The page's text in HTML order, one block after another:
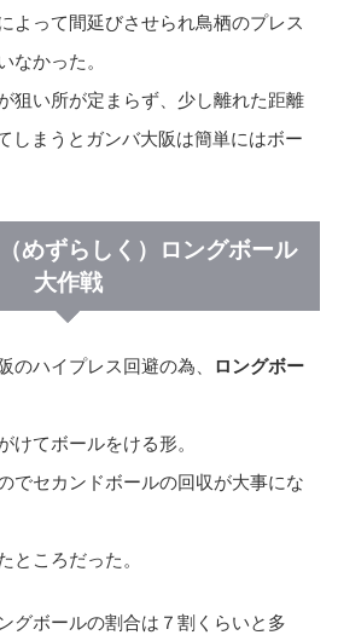
よって間延びさせられ鳥栖のプレス
なかった。
狙い所が定まらず、少し離れた距離
しまうとガンバ大阪は簡単にはボー
めずらしく）ロングボール
大作戦
のハイプレス回避の為、
ロングボー
けてボールをける形。
でセカンドボールの回収が大事にな
ところだった。
グボールの割合は７割くらいと多